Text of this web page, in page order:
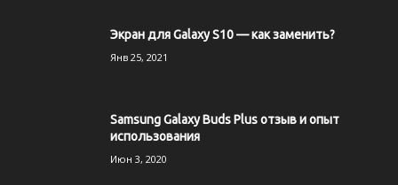
Экран для Galaxy S10 — как заменить?
Янв 25, 2021
Samsung Galaxy Buds Plus отзыв и опыт
использования
Июн 3, 2020